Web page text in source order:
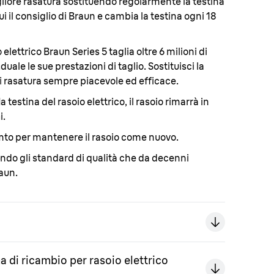
il consiglio di Braun e cambia la testina ogni 18
elettrico Braun Series 5 taglia oltre 6 milioni di
le sue prestazioni di taglio. Sostituisci la
rasatura sempre piacevole ed efficace.
testina del rasoio elettrico, il rasoio rimarrà in
per mantenere il rasoio come nuovo.
gli standard di qualità che da decenni
di ricambio per rasoio elettrico